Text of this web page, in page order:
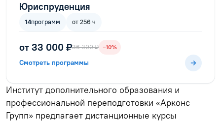
Юриспруденция
14программ от 256 ч
от 33 000 ₽36 300 ₽ −10%
Смотреть программы
Институт дополнительного образования и
профессиональной переподготовки «Арконс
Групп» предлагает дистанционные курсы